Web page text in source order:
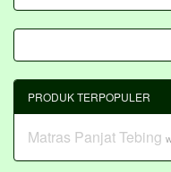
PRODUK TERPOPULER
Matras Panjat Tebing